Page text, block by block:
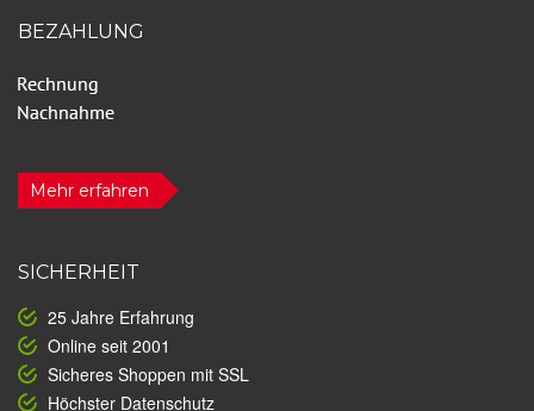
BEZAHLUNG
Mehr erfahren
SICHERHEIT
25 Jahre Erfahrung
Online seit 2001
Sicheres Shoppen mit SSL
Höchster Datenschutz